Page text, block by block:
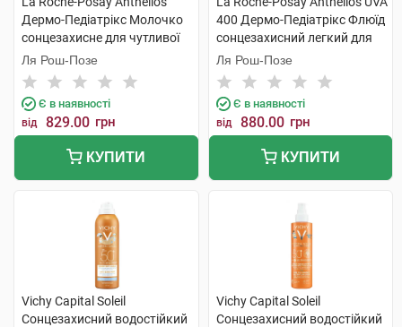
Дермо-Педіатрікс Молочко
сонцезахисне для чутливої
шкіри немовлят SPF50+ 50
мл 1 туба
Ля Рош-Позе
Є в наявності
від 829.00 грн
КУПИТИ
400 Дермо-Педіатрікс Флюїд
сонцезахисний легкий для
чутливої шкіри дітей SPF50+
50 мл 1 флакон
Ля Рош-Позе
Є в наявності
від 880.00 грн
КУПИТИ
Vichy Capital Soleil
Сонцезахисний водостійкий
Vichy Capital Soleil
Сонцезахисний водостійкий